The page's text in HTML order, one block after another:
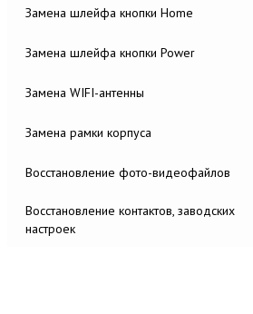
Замена шлейфа кнопки Home
Замена шлейфа кнопки Power
Замена WIFI-антенны
Замена рамки корпуса
Восстановление фото-видеофайлов
Восстановление контактов, заводских
настроек